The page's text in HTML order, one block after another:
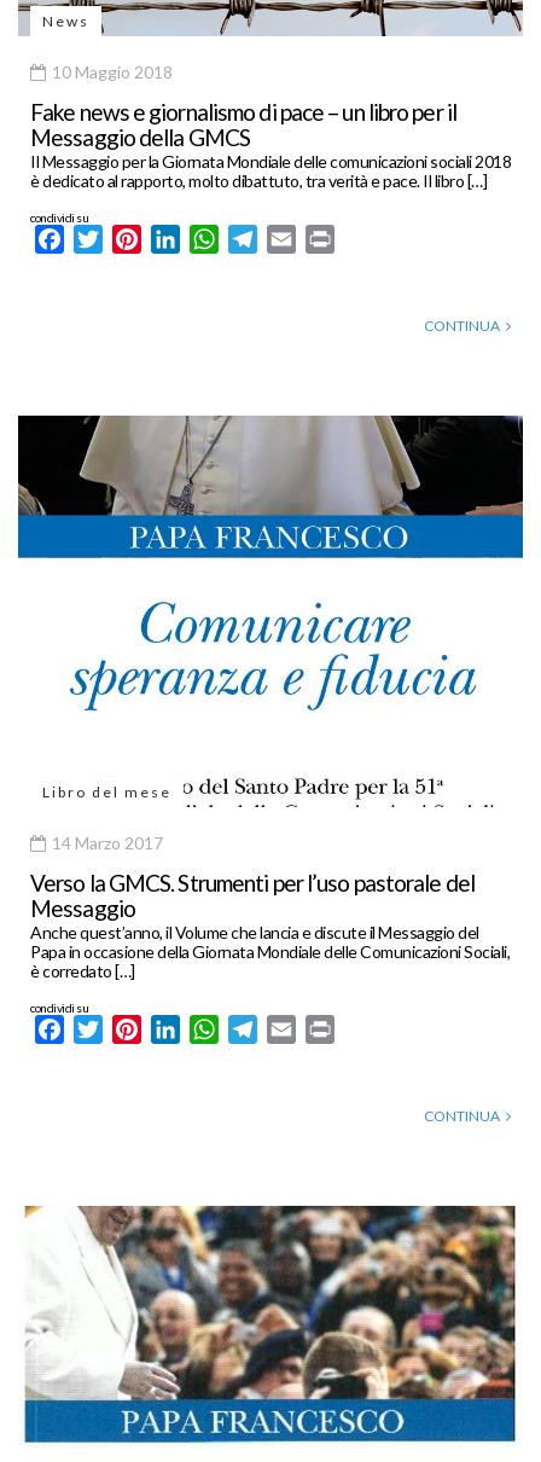
News
10 Maggio 2018
Fake news e giornalismo di pace – un libro per il
Messaggio della GMCS
Il Messaggio per la Giornata Mondiale delle comunicazioni sociali 2018
è dedicato al rapporto, molto dibattuto, tra verità e pace. Il libro […]
condividi su
FacebookTwitterPinterestLinkedInWhatsApp
Telegram
Email
CONTINUA
Libro del mese
14 Marzo 2017
Verso la GMCS. Strumenti per l’uso pastorale del
Messaggio
Anche quest’anno, il Volume che lancia e discute il Messaggio del
Papa in occasione della Giornata Mondiale delle Comunicazioni Sociali,
è corredato […]
condividi su
FacebookTwitterPinterestLinkedInWhatsApp
Telegram
Email
CONTINUA